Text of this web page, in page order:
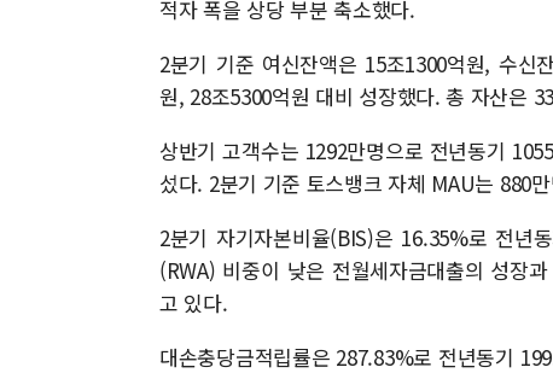
적자 폭을 상당 부분 축소했다.
2분기 기준 여신잔액은 15조1300억원, 수신
원, 28조5300억원 대비 성장했다. 총 자산은
상반기 고객수는 1292만명으로 전년동기
섰다. 2분기 기준 토스뱅크 자체 MAU는 880
2분기 자기자본비율(BIS)은 16.35%로 전년
(RWA) 비중이 낮은 전월세자금대출의 성장
고 있다.
대손충당금적립률은 287.83%로 전년동기